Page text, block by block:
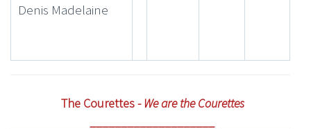
Denis Madelaine
The Courettes - We are the Courettes